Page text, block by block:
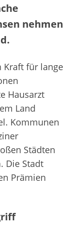
nehmen
Kraft für lange
Hausarzt
Land
Kommunen
Städten
Die Stadt
Prämien